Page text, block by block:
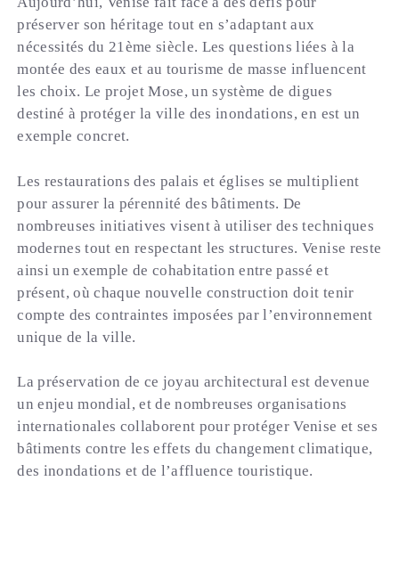
préserver son héritage tout en s’adaptant aux
nécessités du 21ème siècle. Les questions liées à la
montée des eaux et au tourisme de masse influencent
les choix. Le projet Mose, un système de digues
destiné à protéger la ville des inondations, en est un
exemple concret.
Les restaurations des palais et églises se multiplient
pour assurer la pérennité des bâtiments. De
nombreuses initiatives visent à utiliser des techniques
modernes tout en respectant les structures. Venise reste
ainsi un exemple de cohabitation entre passé et
présent, où chaque nouvelle construction doit tenir
compte des contraintes imposées par l’environnement
unique de la ville.
La préservation de ce joyau architectural est devenue
un enjeu mondial, et de nombreuses organisations
internationales collaborent pour protéger Venise et ses
bâtiments contre les effets du changement climatique,
des inondations et de l’affluence touristique.